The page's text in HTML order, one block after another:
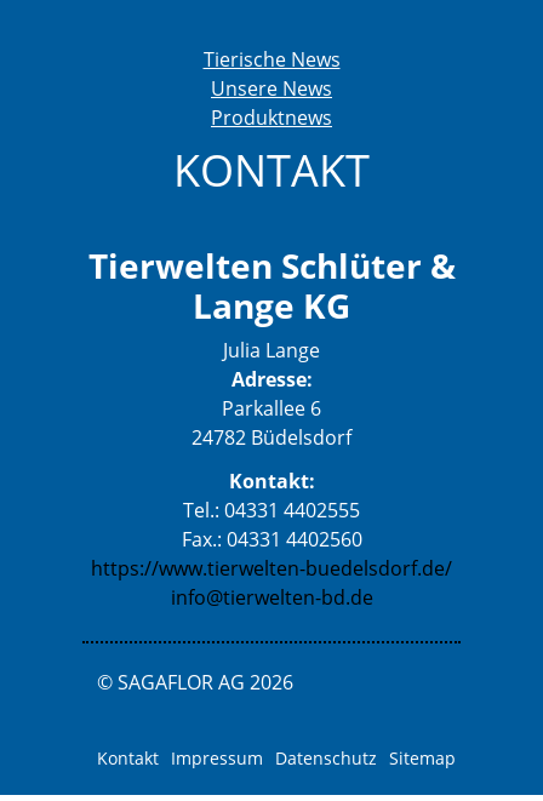
Tierische News
Unsere News
Produktnews
KONTAKT
Tierwelten Schlüter &
Lange KG
Julia Lange
Adresse:
Parkallee 6
24782 Büdelsdorf
Kontakt:
Tel.: 04331 4402555
Fax.: 04331 4402560
https://www.tierwelten-buedelsdorf.de/
info@tierwelten-bd.de
© SAGAFLOR AG 2026
Kontakt Impressum Datenschutz Sitemap